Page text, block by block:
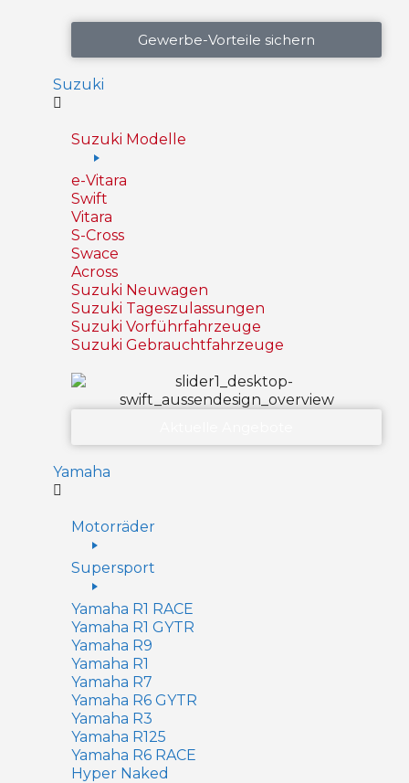
Gewerbe-Vorteile sichern
Suzuki
Suzuki Modelle
e-Vitara
Swift
Vitara
S-Cross
Swace
Across
Suzuki Neuwagen
Suzuki Tageszulassungen
Suzuki Vorführfahrzeuge
Suzuki Gebrauchtfahrzeuge
Yamaha
Motorräder
Supersport
Yamaha R1 RACE
Yamaha R1 GYTR
Yamaha R9
Yamaha R1
Yamaha R7
Yamaha R6 GYTR
Yamaha R3
Yamaha R125
Yamaha R6 RACE
Hyper Naked